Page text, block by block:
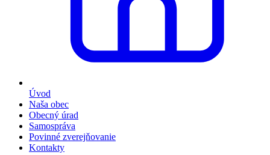
Úvod
Naša obec
Obecný úrad
Samospráva
Povinné zverejňovanie
Kontakty